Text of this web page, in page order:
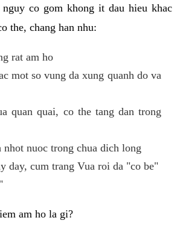
co gom khong it dau hieu khac
the, chang han nhu:
rat am ho
mot so vung da xung quanh do va
quan quai, co the tang dan trong
nhot nuoc trong chua dich long
day, cum trang Vua roi da "co be"
am ho la gi?